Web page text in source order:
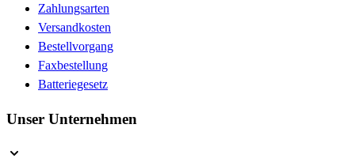
Zahlungsarten
Versandkosten
Bestellvorgang
Faxbestellung
Batteriegesetz
Unser Unternehmen